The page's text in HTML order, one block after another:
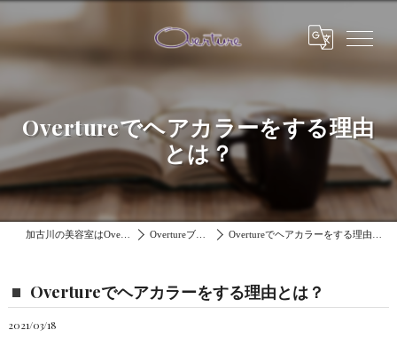
Overtureでヘアカラーをする理由
とは？
加古川の美容室はOverture Overtureブログ Overtureでヘアカラーをする理由とは？
Overtureでヘアカラーをする理由とは？
2021/03/18